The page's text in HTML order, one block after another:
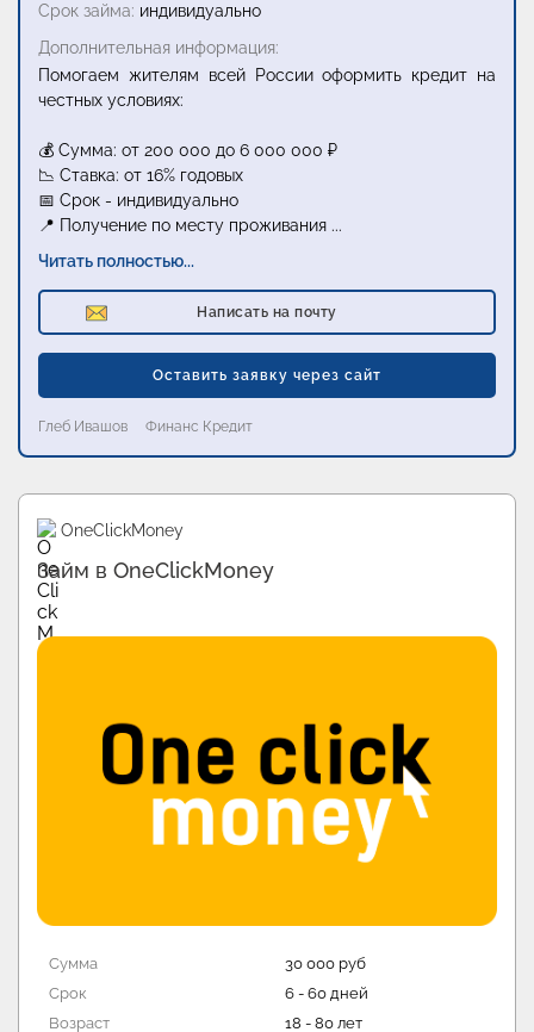
Срок займа: индивидуально
Дополнительная информация:
Помогаем жителям всей России оформить кредит на
честных условиях:
💰 Сумма: от 200 000 до 6 000 000 ₽
📉 Ставка: от 16% годовых
📅 Срок - индивидуально
📍 Получение по месту проживания ...
Читать полностью...
Написать на почту
Оставить заявку через сайт
Глеб Ивашов Финанс Кредит
Промо
Манимен
Первый займ бесплатно